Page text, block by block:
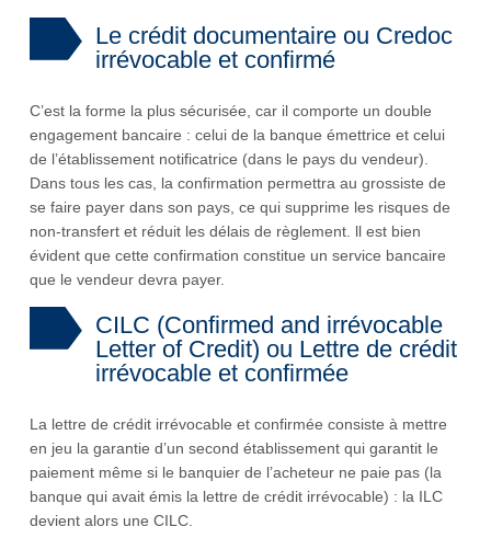
Le crédit documentaire ou Credoc
irrévocable et confirmé
C’est la forme la plus sécurisée, car il comporte un double
engagement bancaire : celui de la banque émettrice et celui
de l’établissement notificatrice (dans le pays du vendeur).
Dans tous les cas, la confirmation permettra au grossiste de
se faire payer dans son pays, ce qui supprime les risques de
non-transfert et réduit les délais de règlement. ll est bien
évident que cette confirmation constitue un service bancaire
que le vendeur devra payer.
CILC (Confirmed and irrévocable
Letter of Credit) ou Lettre de crédit
irrévocable et confirmée
La lettre de crédit irrévocable et confirmée consiste à mettre
en jeu la garantie d’un second établissement qui garantit le
paiement même si le banquier de l’acheteur ne paie pas (la
banque qui avait émis la lettre de crédit irrévocable) : la ILC
devient alors une CILC.